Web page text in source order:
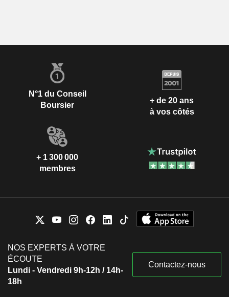
N°1 du Conseil
Boursier
+ de 20 ans
à vos côtés
+ 1 300 000
membres
NOS EXPERTS À VOTRE
ÉCOUTE
Lundi - Vendredi 9h-12h / 14h-
18h
Contactez-nous